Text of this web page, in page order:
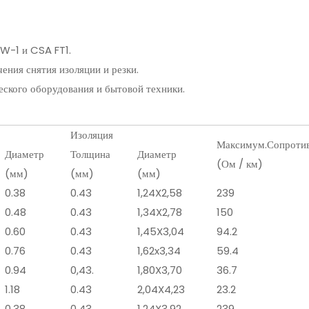
1 и CSA FT1.
снятия изоляции и резки.
оборудования и бытовой техники.
Изоляция
(Ом / км)
Диаметр
(мм)
Толщина
(мм)
Диаметр
(мм)
0.38
0.43 1,24X2,58
239
0.48
0.43 1,34X2,78
150
0.60
0.43 1,45X3,04
94.2
0.76
0.43 1,62x3,34
59.4
0.94
0,43. 1,80X3,70
36.7
1.18
0.43 2,04X4,23
23.2